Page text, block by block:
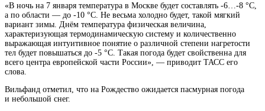
«В ночь на 7 января температура в Москве будет составлять -6…-8 °С,
а по области — до -10 °С. Не весьма холодно будет, такой мягкий
вариант зимы. Днём температура физическая величина,
характеризующая термодинамическую систему и количественно
выражающая интуитивное понятие о различной степени нагретости
тел будет повышаться до -5 °С. Такая погода будет свойственна для
всего центра европейской части России», — приводит ТАСС его
слова.
Вильфанд отметил, что на Рождество ожидается пасмурная погода
и небольшой снег.